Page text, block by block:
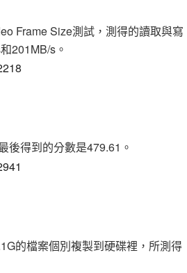
Frame Size測試，測得的讀取與寫
201MB/s。
後得到的分數是479.61。
的檔案個別複製到硬碟裡，所測得